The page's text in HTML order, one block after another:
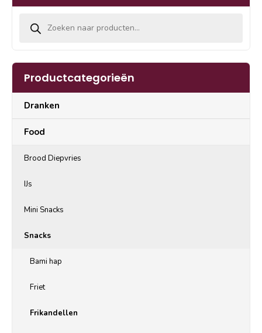
Productcategorieën
Dranken
Food
Brood Diepvries
IJs
Mini Snacks
Snacks
Bami hap
Friet
Frikandellen